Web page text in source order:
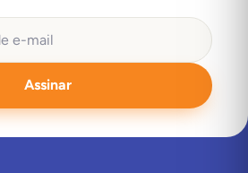
Assinar